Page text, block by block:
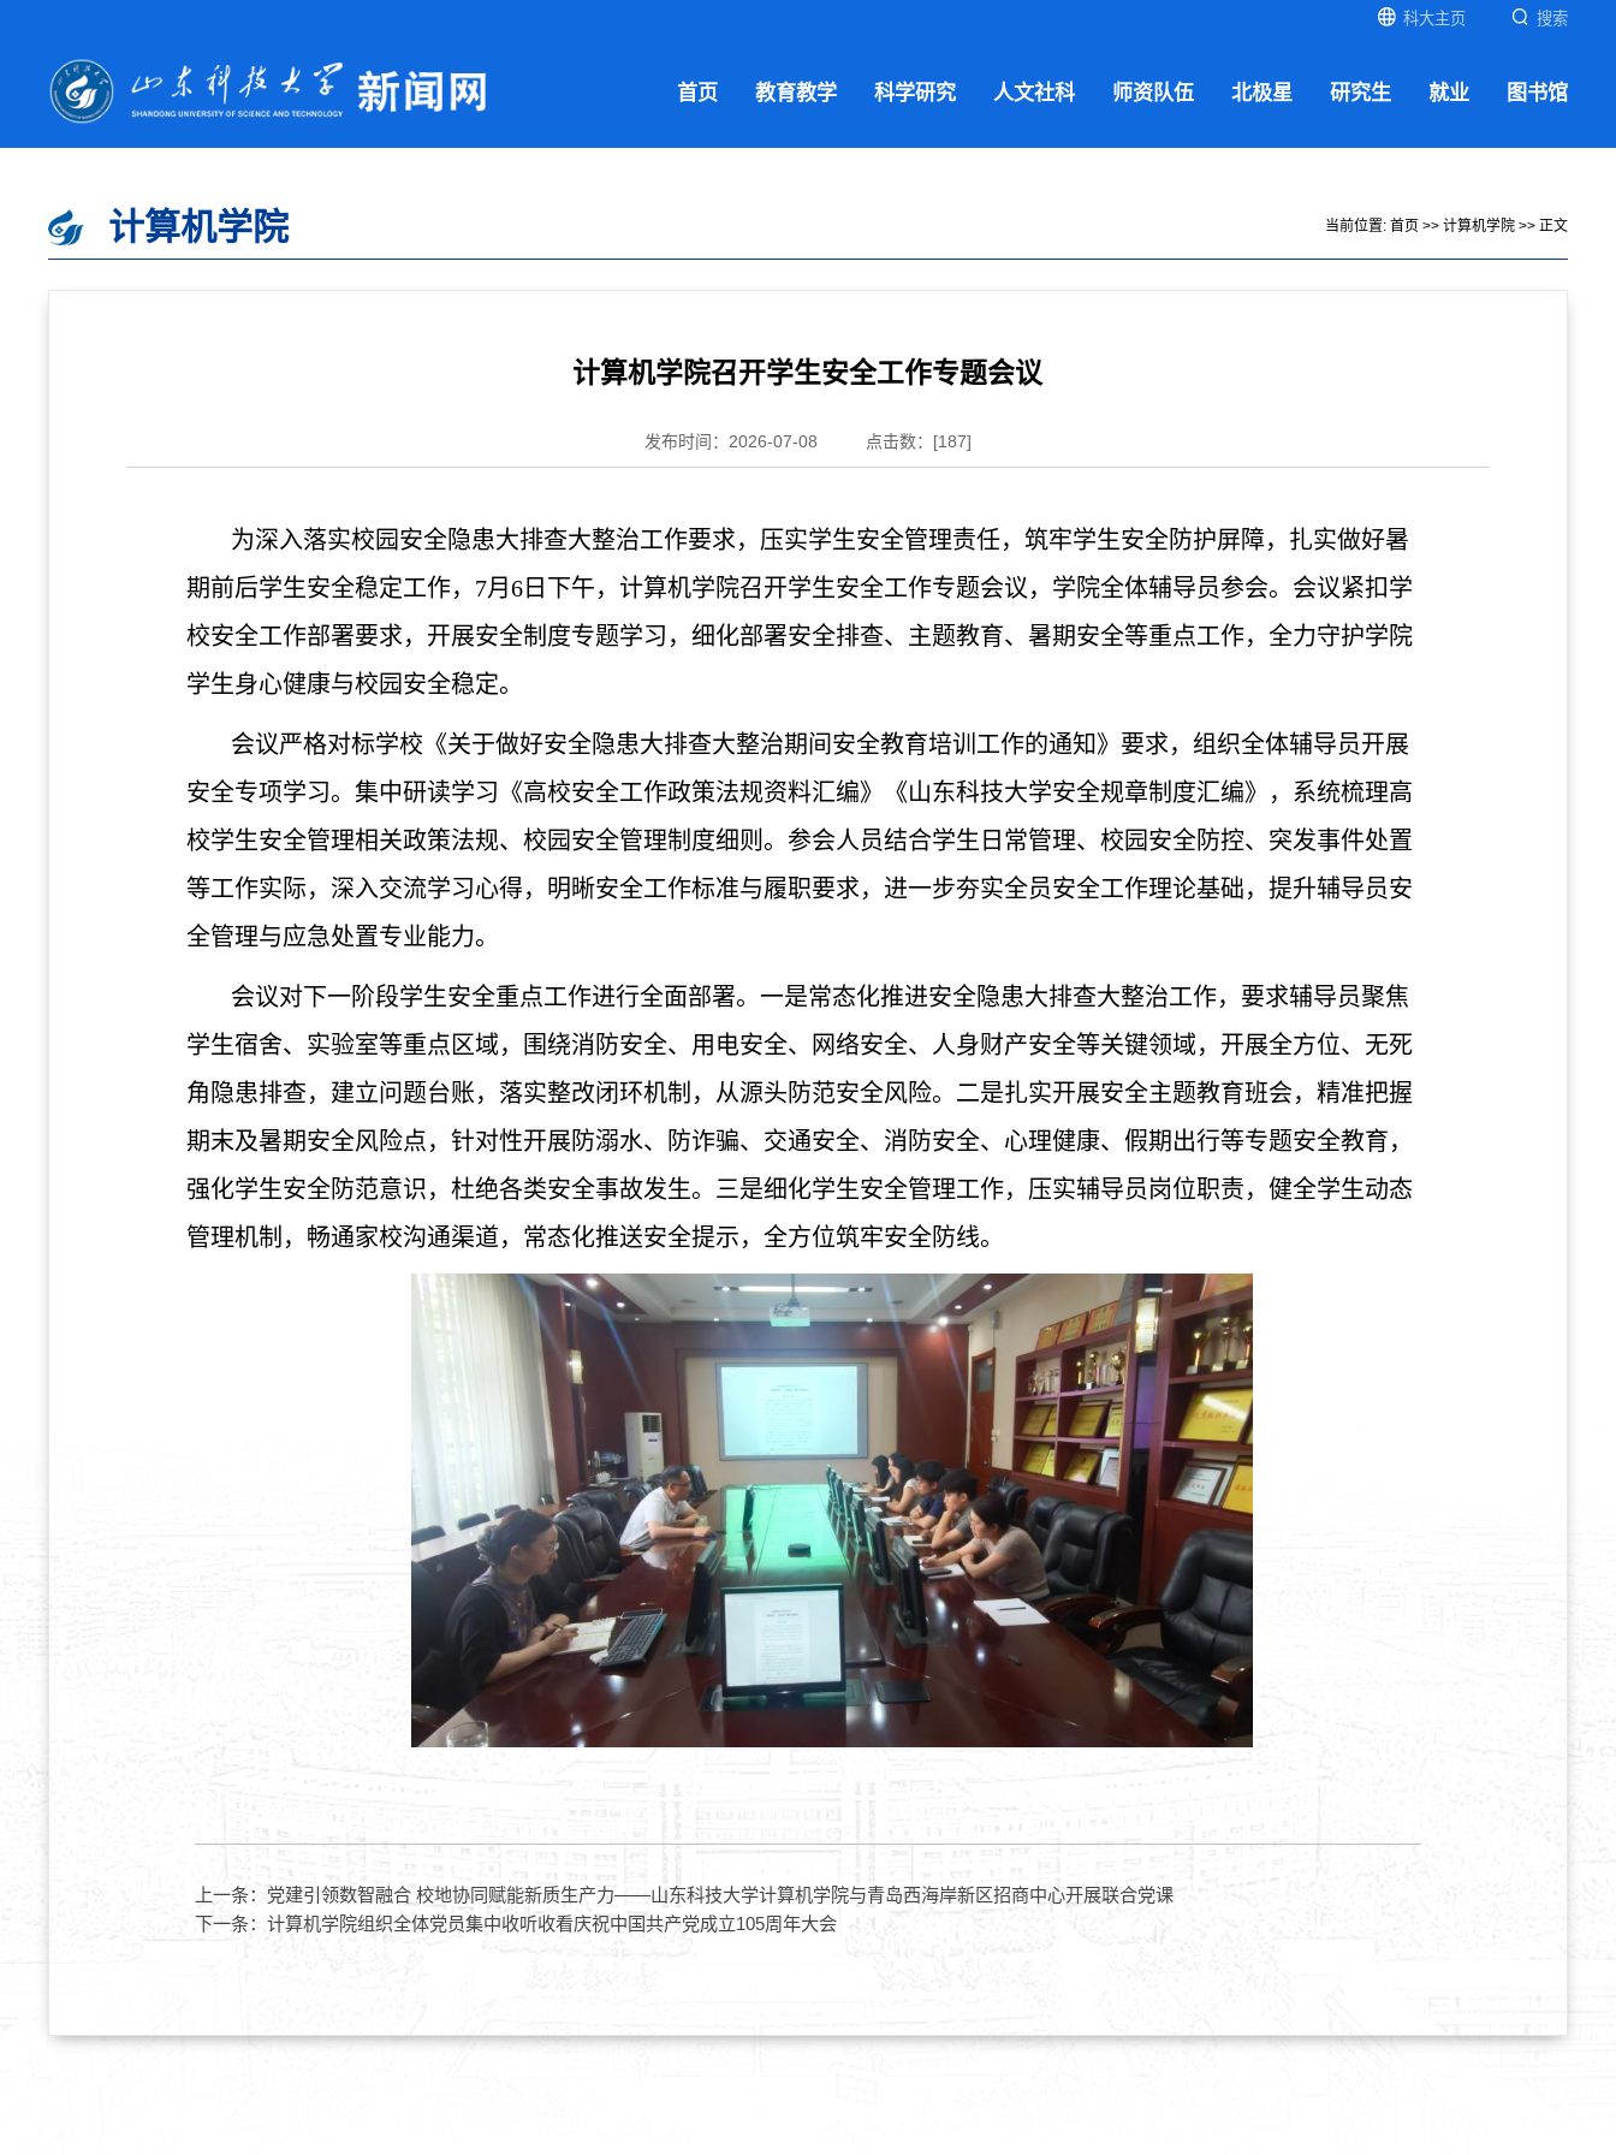
科大主页 搜索
首页 教育教学 科学研究 人文社科 师资队伍 北极星 研究生 就业 图书馆
计算机学院 当前位置: 首页 >> 计算机学院>> 正文
计算机学院召开学生安全工作专题会议
发布时间：2026-07-08 点击数：[187]
为深入落实校园安全隐患大排查大整治工作要求，压实学生安全管理责任，筑牢学生安全防护屏障，扎实做好暑
期前后学生安全稳定工作， 7月6日下午，计算机学院召开学生安全工作专题会议，学院全体辅导员参会。会议紧扣学
校安全工作部署要求，开展安全制度专题学习，细化部署安全排查、主题教育、暑期安全等重点工作，全力守护学院
学生身心健康与校园安全稳定。
会议严格对标学校《关于做好安全隐患大排查大整治期间安全教育培训工作的通知》要求，组织全体辅导员开展
安全专项学习。集中研读学习《高校安全工作政策法规资料汇编》《山东科技大学安全规章制度汇编》，系统梳理高
校学生安全管理相关政策法规、校园安全管理制度细则。参会人员结合学生日常管理、校园安全防控、突发事件处置
等工作实际，深入交流学习心得，明晰安全工作标准与履职要求，进一步夯实全员安全工作理论基础，提升辅导员安
全管理与应急处置专业能力。
会议对下一阶段学生安全重点工作进行全面部署。一是常态化推进安全隐患大排查大整治工作，要求辅导员聚焦
学生宿舍、实验室等重点区域，围绕消防安全、用电安全、网络安全、人身财产安全等关键领域，开展全方位、无死
角隐患排查，建立问题台账，落实整改闭环机制，从源头防范安全风险。二是扎实开展安全主题教育班会，精准把握
期末及暑期安全风险点，针对性开展防溺水、防诈骗、交通安全、消防安全、心理健康、假期出行等专题安全教育，
强化学生安全防范意识，杜绝各类安全事故发生。三是细化学生安全管理工作，压实辅导员岗位职责，健全学生动态
管理机制，畅通家校沟通渠道，常态化推送安全提示，全方位筑牢安全防线。
上一条： 党建引领数智融合 校地协同赋能新质生产力——山东科技大学计算机学院与青岛西海岸新区招商中心开展联合党课
下一条： 计算机学院组织全体党员集中收听收看庆祝中国共产党成立105周年大会